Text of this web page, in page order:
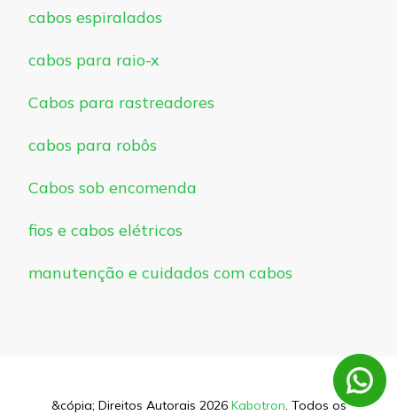
cabos espiralados
cabos para raio-x
Cabos para rastreadores
cabos para robôs
Cabos sob encomenda
fios e cabos elétricos
manutenção e cuidados com cabos
&cópia; Direitos Autorais 2026 Kabotron. Todos os